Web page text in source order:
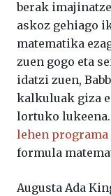
berak
askoz gehiago
matematika
zuen gogo eta
idatzi zuen,
kalkuluak giza
lortuko
lehen
formula
Augusta Ada